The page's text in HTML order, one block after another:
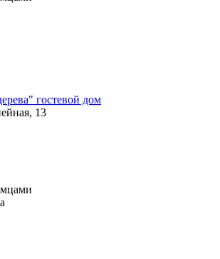
гостевой дом
13